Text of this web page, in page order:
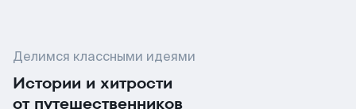
Делимся классными идеями
Истории и хитрости
от путешественников